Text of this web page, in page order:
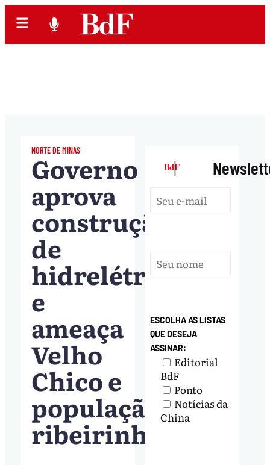
NORTE DE MINAS
Governo
aprova
construção
de
hidrelétrica
e
ameaça
Velho
Chico e
população
ribeirinha
|
ESCOLHA AS LISTAS
QUE DESEJA
ASSINAR:
Editorial
BdF
Ponto
Notícias da
China